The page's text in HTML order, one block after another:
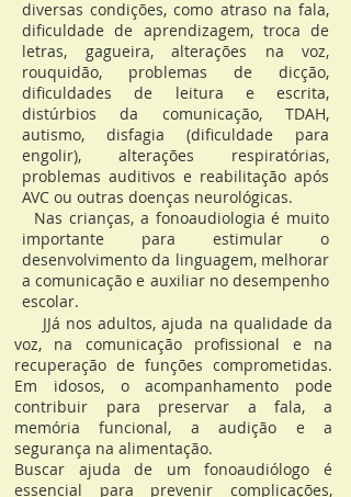
diversas condições, como atraso na fala,
dificuldade de aprendizagem, troca de
letras, gagueira, alterações na voz,
rouquidão, problemas de dicção,
dificuldades de leitura e escrita,
distúrbios da comunicação, TDAH,
autismo, disfagia (dificuldade para
engolir), alterações respiratórias,
problemas auditivos e reabilitação após
AVC ou outras doenças neurológicas.
​​ Nas crianças, a fonoaudiologia é muito
importante para estimular o
desenvolvimento da linguagem, melhorar
a comunicação e auxiliar no desempenho
escolar.
JJá nos adultos, ajuda na qualidade da
voz, na comunicação profissional e na
recuperação de funções comprometidas.
Em idosos, o acompanhamento pode
contribuir para preservar a fala, a
memória funcional, a audição e a
segurança na alimentação.
Buscar ajuda de um fonoaudiólogo é
essencial para prevenir complicações,